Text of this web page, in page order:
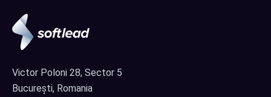
Victor Poloni 28, Sector 5
București, Romania